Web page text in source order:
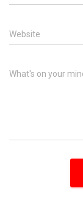
Website
What's on your